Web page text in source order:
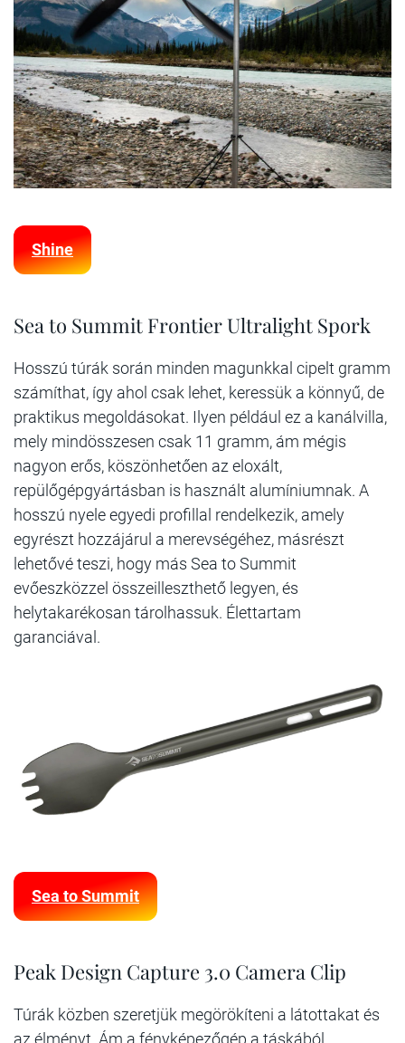
Shine
Sea to Summit Frontier Ultralight Spork
Hosszú túrák során minden magunkkal cipelt gramm
számíthat, így ahol csak lehet, keressük a könnyű, de
praktikus megoldásokat. Ilyen például ez a kanálvilla,
mely mindösszesen csak 11 gramm, ám mégis
nagyon erős, köszönhetően az eloxált,
repülőgépgyártásban is használt alumíniumnak. A
hosszú nyele egyedi profillal rendelkezik, amely
egyrészt hozzájárul a merevségéhez, másrészt
lehetővé teszi, hogy más Sea to Summit
evőeszközzel összeilleszthető legyen, és
helytakarékosan tárolhassuk. Élettartam
garanciával.
Sea to Summit
Peak Design Capture 3.0 Camera Clip
Túrák közben szeretjük megörökíteni a látottakat és
az élményt. Ám a fényképezőgép a táskából